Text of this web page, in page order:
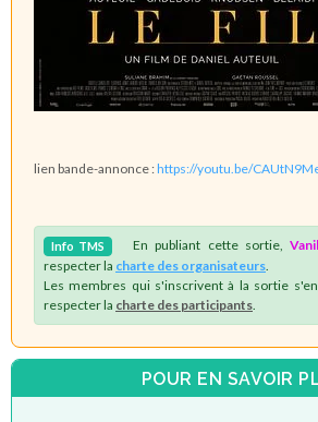
lien bande-annonce :https://youtu.be/
Info TMS En publiant cette sortie,
respecter la charte des organisateurs
Les membres qui s'inscrivent à la sortie
respecter la charte des participants
POUR EN SAVOIR